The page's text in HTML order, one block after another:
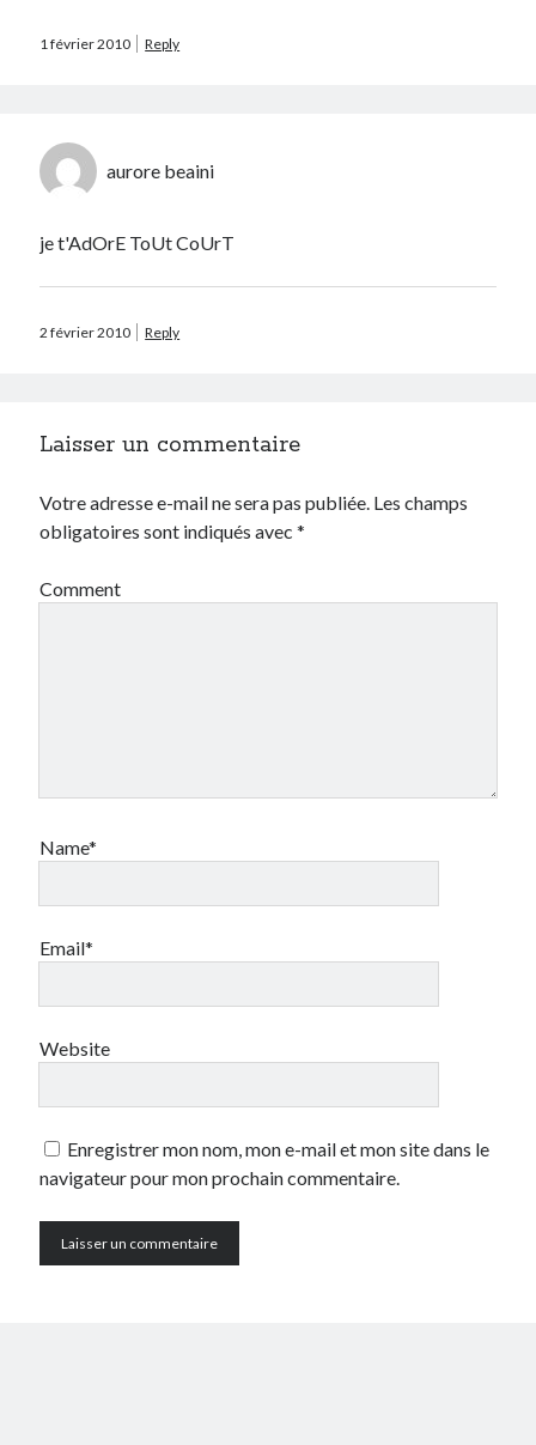
1 février 2010 Reply
aurore beaini
je t'AdOrE ToUt CoUrT
2 février 2010 Reply
Laisser un commentaire
Votre adresse e-mail ne sera pas publiée. Les champs
obligatoires sont indiqués avec*
Comment
Name*
Email*
Website
Enregistrer mon nom, mon e-mail et mon site dans le
navigateur pour mon prochain commentaire.